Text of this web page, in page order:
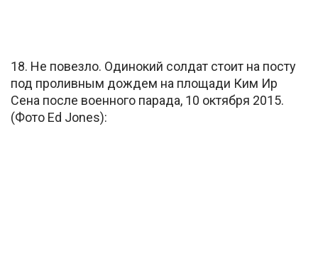
18. Не повезло. Одинокий солдат стоит на посту
под проливным дождем на площади Ким Ир
Сена после военного парада, 10 октября 2015.
(Фото Ed Jones):